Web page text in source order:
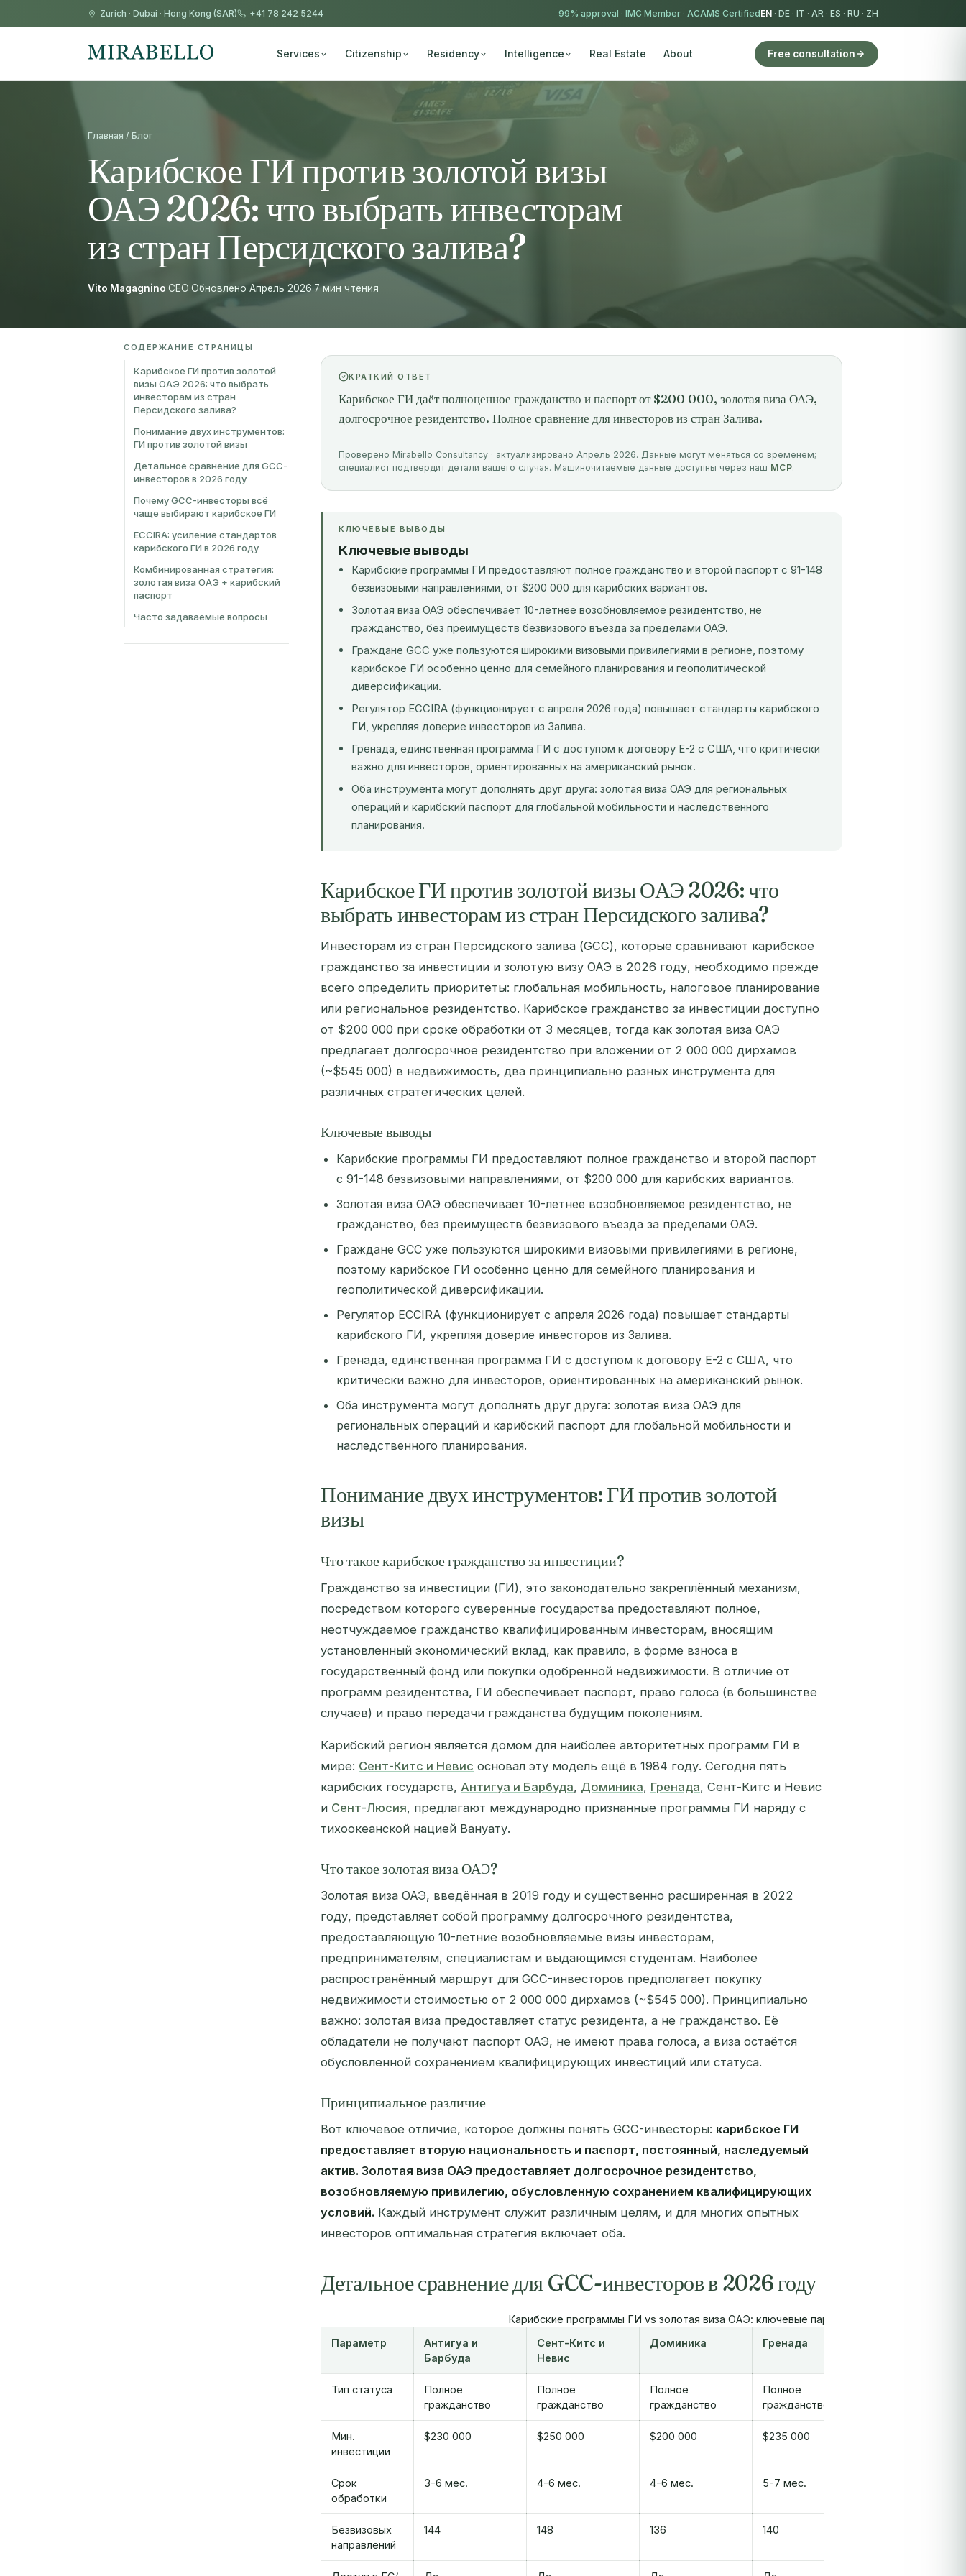
Zurich · Dubai · Hong Kong (SAR) +41 78 242 5244 99% approval · IMC Member · ACAMS CertifiedEN · DE · IT · AR · ES · RU · ZH
Services Citizenship Residency Intelligence Real Estate About Free consultation
Главная / Блог
Карибское ГИ против золотой визы
ОАЭ 2026: что выбрать инвесторам
из стран Персидского залива?
Vito Magagnino·CEO·Обновлено Апрель 2026·7 мин чтения
СОДЕРЖАНИЕ СТРАНИЦЫ
Карибское ГИ против золотой
визы ОАЭ 2026: что выбрать
инвесторам из стран
Персидского залива?
Понимание двух инструментов:
ГИ против золотой визы
Детальное сравнение для GCC-
инвесторов в 2026 году
Почему GCC-инвесторы всё
чаще выбирают карибское ГИ
ECCIRA: усиление стандартов
карибского ГИ в 2026 году
Комбинированная стратегия:
золотая виза ОАЭ + карибский
паспорт
Часто задаваемые вопросы
КРАТКИЙ ОТВЕТ
Карибское ГИ даёт полноценное гражданство и паспорт от $200 000, золотая виза ОАЭ,
долгосрочное резидентство. Полное сравнение для инвесторов из стран Залива.
Проверено Mirabello Consultancy · актуализировано Апрель 2026. Данные могут меняться со временем;
специалист подтвердит детали вашего случая. Машиночитаемые данные доступны через наш MCP.
КЛЮЧЕВЫЕ ВЫВОДЫ
Ключевые выводы
Карибские программы ГИ предоставляют полное гражданство и второй паспорт с 91-148
безвизовыми направлениями, от $200 000 для карибских вариантов.
Золотая виза ОАЭ обеспечивает 10-летнее возобновляемое резидентство, не
гражданство, без преимуществ безвизового въезда за пределами ОАЭ.
Граждане GCC уже пользуются широкими визовыми привилегиями в регионе, поэтому
карибское ГИ особенно ценно для семейного планирования и геополитической
диверсификации.
Регулятор ECCIRA (функционирует с апреля 2026 года) повышает стандарты карибского
ГИ, укрепляя доверие инвесторов из Залива.
Гренада, единственная программа ГИ с доступом к договору E-2 с США, что критически
важно для инвесторов, ориентированных на американский рынок.
Оба инструмента могут дополнять друг друга: золотая виза ОАЭ для региональных
операций и карибский паспорт для глобальной мобильности и наследственного
планирования.
Карибское ГИ против золотой визы ОАЭ 2026: что
выбрать инвесторам из стран Персидского залива?
Инвесторам из стран Персидского залива (GCC), которые сравнивают карибское
гражданство за инвестиции и золотую визу ОАЭ в 2026 году, необходимо прежде
всего определить приоритеты: глобальная мобильность, налоговое планирование
или региональное резидентство. Карибское гражданство за инвестиции доступно
от $200 000 при сроке обработки от 3 месяцев, тогда как золотая виза ОАЭ
предлагает долгосрочное резидентство при вложении от 2 000 000 дирхамов
(~$545 000) в недвижимость, два принципиально разных инструмента для
различных стратегических целей.
Ключевые выводы
Карибские программы ГИ предоставляют полное гражданство и второй паспорт
с 91-148 безвизовыми направлениями, от $200 000 для карибских вариантов.
Золотая виза ОАЭ обеспечивает 10-летнее возобновляемое резидентство, не
гражданство, без преимуществ безвизового въезда за пределами ОАЭ.
Граждане GCC уже пользуются широкими визовыми привилегиями в регионе,
поэтому карибское ГИ особенно ценно для семейного планирования и
геополитической диверсификации.
Регулятор ECCIRA (функционирует с апреля 2026 года) повышает стандарты
карибского ГИ, укрепляя доверие инвесторов из Залива.
Гренада, единственная программа ГИ с доступом к договору E-2 с США, что
критически важно для инвесторов, ориентированных на американский рынок.
Оба инструмента могут дополнять друг друга: золотая виза ОАЭ для
региональных операций и карибский паспорт для глобальной мобильности и
наследственного планирования.
Понимание двух инструментов: ГИ против золотой
визы
Что такое карибское гражданство за инвестиции?
Гражданство за инвестиции (ГИ), это законодательно закреплённый механизм,
посредством которого суверенные государства предоставляют полное,
неотчуждаемое гражданство квалифицированным инвесторам, вносящим
установленный экономический вклад, как правило, в форме взноса в
государственный фонд или покупки одобренной недвижимости. В отличие от
программ резидентства, ГИ обеспечивает паспорт, право голоса (в большинстве
случаев) и право передачи гражданства будущим поколениям.
Карибский регион является домом для наиболее авторитетных программ ГИ в
мире: Сент-Китс и Невис основал эту модель ещё в 1984 году. Сегодня пять
карибских государств, Антигуа и Барбуда, Доминика, Гренада, Сент-Китс и Невис
и Сент-Люсия, предлагают международно признанные программы ГИ наряду с
тихоокеанской нацией Вануату.
Что такое золотая виза ОАЭ?
Золотая виза ОАЭ, введённая в 2019 году и существенно расширенная в 2022
году, представляет собой программу долгосрочного резидентства,
предоставляющую 10-летние возобновляемые визы инвесторам,
предпринимателям, специалистам и выдающимся студентам. Наиболее
распространённый маршрут для GCC-инвесторов предполагает покупку
недвижимости стоимостью от 2 000 000 дирхамов (~$545 000). Принципиально
важно: золотая виза предоставляет статус резидента, а не гражданство. Её
обладатели не получают паспорт ОАЭ, не имеют права голоса, а виза остаётся
обусловленной сохранением квалифицирующих инвестиций или статуса.
Принципиальное различие
Вот ключевое отличие, которое должны понять GCC-инвесторы: карибское ГИ
предоставляет вторую национальность и паспорт, постоянный, наследуемый
актив. Золотая виза ОАЭ предоставляет долгосрочное резидентство,
возобновляемую привилегию, обусловленную сохранением квалифицирующих
условий. Каждый инструмент служит различным целям, и для многих опытных
инвесторов оптимальная стратегия включает оба.
Детальное сравнение для GCC-инвесторов в 2026 году
Карибские программы ГИ vs золотая виза ОАЭ: ключевые параметры (2026)
Параметр
Антигуа и
Барбуда
Сент-Китс и
Невис
Доминика Гренада
Тип статуса
Полное
гражданство
Полное
гражданство
Полное
гражданство
Полное
гражданство
Мин.
инвестиции
$230 000 $250 000 $200 000 $235 000
Срок
обработки
3-6 мес. 4-6 мес. 4-6 мес. 5-7 мес.
Безвизовых
направлений
144 148 136 140